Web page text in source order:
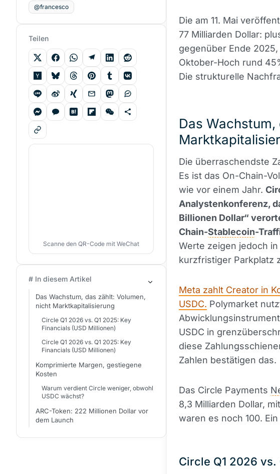
Die am 11. Mai
77 Milliarden Dollar:
gegenüber Ende
Oktober-Hoch rund
Die strukturelle
Das
Die überraschendste
Es ist das On-Chain-
wie vor einem Jahr.
Analystenkonferenz,
Billionen Dollar“
Chain-Stablecoin-
Werte zeigen jedoch
kurzfristiger Parkplatz
Meta zahlt Creator in
USDC. Polymarket
USDC in
diese
Zahlen bestätigen das.
Das Circle Payments
8,3 Milliarden Dollar,
waren es noch 100.
Circle Q1 2026 vs.
@francesco
Teilen
Scanne den QR-Code mit WeChat
# In diesem Artikel
Das Wachstum, das zählt: Volumen,
nicht Marktkapitalisierung
Circle Q1 2026 vs. Q1 2025: Key
Financials (USD Millionen)
Circle Q1 2026 vs. Q1 2025: Key
Financials (USD Millionen)
Komprimierte Margen, gestiegene
Kosten
Warum verdient Circle weniger, obwohl
USDC wächst?
ARC-Token: 222 Millionen Dollar vor
dem Launch